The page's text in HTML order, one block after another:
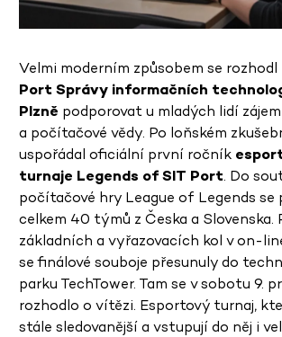
Velmi moderním způsobem se
Port Správy informačních
Plzně podporovat u mladých lidí
a počítačové vědy. Po loňském
uspořádal oficiální první ročník
turnaje Legends of SIT Port. Do
počítačové hry League of Legends se
celkem 40 týmů z Česka a Slovenska.
základních a vyřazovacích kol v on-
se finálové souboje přesunuly do
parku TechTower. Tam se v sobotu 9.
rozhodlo o vítězi. Esportový turnaj,
stále sledovanější a vstupují do něj i